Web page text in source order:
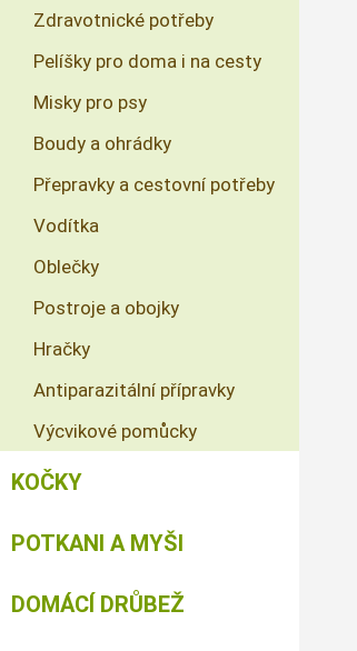
Zdravotnické potřeby
Pelíšky pro doma i na cesty
Misky pro psy
Boudy a ohrádky
Přepravky a cestovní potřeby
Vodítka
Oblečky
Postroje a obojky
Hračky
Antiparazitální přípravky
Výcvikové pomůcky
KOČKY
POTKANI A MYŠI
DOMÁCÍ DRŮBEŽ